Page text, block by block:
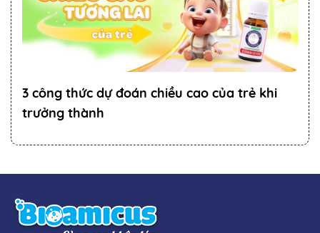
3 công thức dự đoán chiều cao của trẻ khi
trưởng thành